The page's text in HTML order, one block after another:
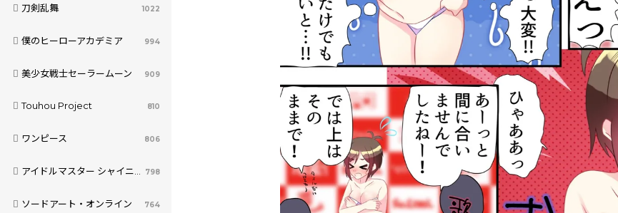
刀剣乱舞 1022
僕のヒーローアカデミア 994
美少女戦士セーラームーン 909
Touhou Project 810
ワンピース 806
アイドルマスター シャイニーカラーズ 798
ソードアート・オンライン 764